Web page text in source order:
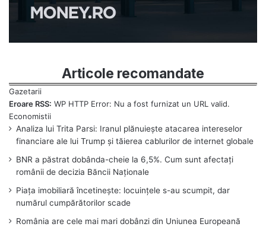
Articole recomandate
Eroare RSS: WP HTTP Error: Nu a fost furnizat un URL valid.
Analiza lui Trita Parsi: Iranul plănuiește atacarea intereselor
financiare ale lui Trump și tăierea cablurilor de internet globale
BNR a păstrat dobânda-cheie la 6,5%. Cum sunt afectați
românii de decizia Băncii Naționale
Piața imobiliară încetinește: locuințele s-au scumpit, dar
numărul cumpărătorilor scade
România are cele mai mari dobânzi din Uniunea Europeană